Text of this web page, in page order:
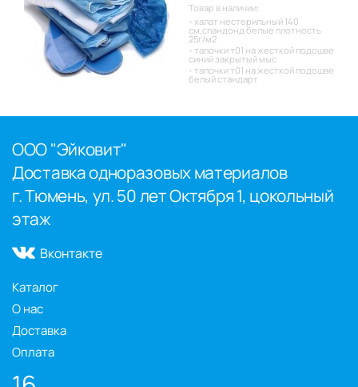
Товар в наличии:
халат нестерильный 140
см,спандонд белые плотность
25г/м2
тапочки т01 на жесткой подошве
синий закрытый мыс
тапочки т01 на жесткой подошве
белый стандарт
ООО "Эйковит"
Доставка одноразовых материалов
г. Тюмень, ул. 50 лет Октября 1, цокольный
этаж
Вконтакте
Каталог
О нас
Доставка
Оплата